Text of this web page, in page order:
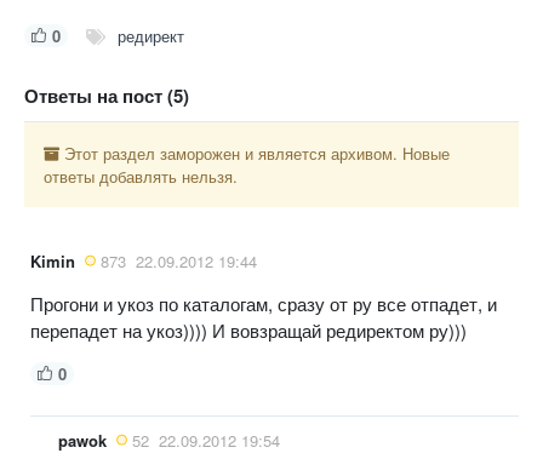
0 редирект
Ответы на пост (5)
Этот раздел заморожен и является архивом. Новые
ответы добавлять нельзя.
Kimin 873 22.09.2012 19:44
Прогони и укоз по каталогам, сразу от ру все отпадет, и
перепадет на укоз)))) И вовзращай редиректом ру)))
0
pawok 52 22.09.2012 19:54